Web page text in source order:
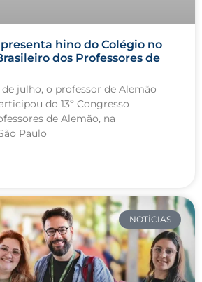
hino do Colégio no
dos Professores de
julho, o professor de Alemão
do 13º Congresso
de Alemão, na
Paulo
NOTÍCIAS